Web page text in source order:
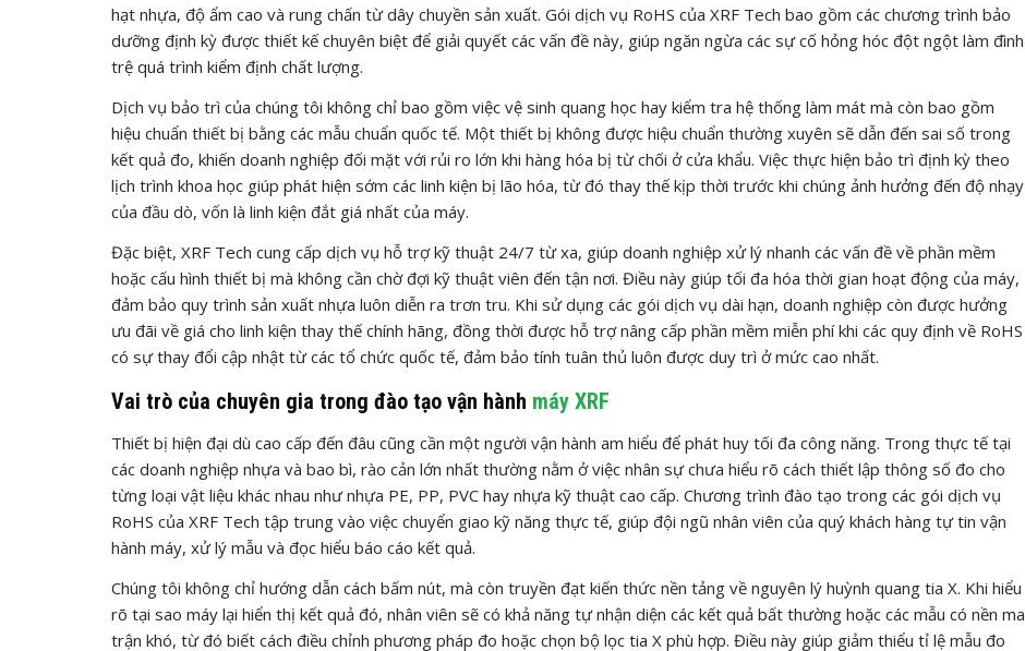
hạt nhựa, độ ẩm cao và rung chấn từ dây chuyền sản xuất. Gói dịch vụ RoHS của XRF Tech bao gồm các chương trình bảo
dưỡng định kỳ được thiết kế chuyên biệt để giải quyết các vấn đề này, giúp ngăn ngừa các sự cố hỏng hóc đột ngột làm đình
trệ quá trình kiểm định chất lượng.
Dịch vụ bảo trì của chúng tôi không chỉ bao gồm việc vệ sinh quang học hay kiểm tra hệ thống làm mát mà còn bao gồm
hiệu chuẩn thiết bị bằng các mẫu chuẩn quốc tế. Một thiết bị không được hiệu chuẩn thường xuyên sẽ dẫn đến sai số trong
kết quả đo, khiến doanh nghiệp đối mặt với rủi ro lớn khi hàng hóa bị từ chối ở cửa khẩu. Việc thực hiện bảo trì định kỳ theo
lịch trình khoa học giúp phát hiện sớm các linh kiện bị lão hóa, từ đó thay thế kịp thời trước khi chúng ảnh hưởng đến độ nhạy
của đầu dò, vốn là linh kiện đắt giá nhất của máy.
Đặc biệt, XRF Tech cung cấp dịch vụ hỗ trợ kỹ thuật 24/7 từ xa, giúp doanh nghiệp xử lý nhanh các vấn đề về phần mềm
hoặc cấu hình thiết bị mà không cần chờ đợi kỹ thuật viên đến tận nơi. Điều này giúp tối đa hóa thời gian hoạt động của máy,
đảm bảo quy trình sản xuất nhựa luôn diễn ra trơn tru. Khi sử dụng các gói dịch vụ dài hạn, doanh nghiệp còn được hưởng
ưu đãi về giá cho linh kiện thay thế chính hãng, đồng thời được hỗ trợ nâng cấp phần mềm miễn phí khi các quy định về RoHS
có sự thay đổi cập nhật từ các tổ chức quốc tế, đảm bảo tính tuân thủ luôn được duy trì ở mức cao nhất.
Vai trò của chuyên gia trong đào tạo vận hành máy XRF
Thiết bị hiện đại dù cao cấp đến đâu cũng cần một người vận hành am hiểu để phát huy tối đa công năng. Trong thực tế tại
các doanh nghiệp nhựa và bao bì, rào cản lớn nhất thường nằm ở việc nhân sự chưa hiểu rõ cách thiết lập thông số đo cho
từng loại vật liệu khác nhau như nhựa PE, PP, PVC hay nhựa kỹ thuật cao cấp. Chương trình đào tạo trong các gói dịch vụ
RoHS của XRF Tech tập trung vào việc chuyển giao kỹ năng thực tế, giúp đội ngũ nhân viên của quý khách hàng tự tin vận
hành máy, xử lý mẫu và đọc hiểu báo cáo kết quả.
Chúng tôi không chỉ hướng dẫn cách bấm nút, mà còn truyền đạt kiến thức nền tảng về nguyên lý huỳnh quang tia X. Khi hiểu
rõ tại sao máy lại hiển thị kết quả đó, nhân viên sẽ có khả năng tự nhận diện các kết quả bất thường hoặc các mẫu có nền ma
trận khó, từ đó biết cách điều chỉnh phương pháp đo hoặc chọn bộ lọc tia X phù hợp. Điều này giúp giảm thiểu tỉ lệ mẫu đo